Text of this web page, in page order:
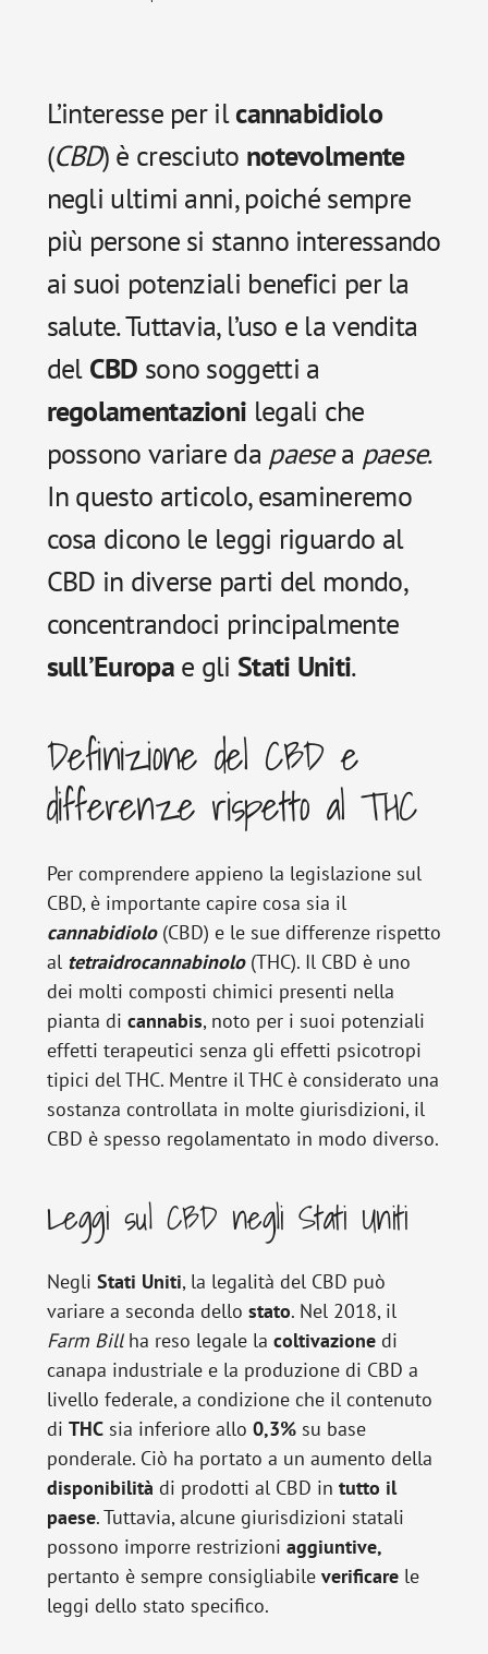
L’interesse per ilcannabidiolo
(CBD) è cresciuto notevolmente
negli ultimi anni, poiché sempre
più persone si stanno interessando
ai suoi potenziali benefici per la
salute. Tuttavia, l’uso e la vendita
del CBD sono soggetti a
regolamentazioni legali che
possono variare da paesea paese.
In questo articolo, esamineremo
cosa dicono le leggi riguardo al
CBD in diverse parti del mondo,
concentrandoci principalmente
sull’Europae gli Stati Uniti.
Definizione del CBD e
differenze rispetto al THC
Per comprendere appieno la legislazione sul
CBD, è importante capire cosa sia il
cannabidiolo(CBD) e le sue differenze rispetto
al tetraidrocannabinolo(THC). Il CBD è uno
dei molti composti chimici presenti nella
pianta di cannabis, noto per i suoi potenziali
effetti terapeutici senza gli effetti psicotropi
tipici del THC. Mentre il THC è considerato una
sostanza controllata in molte giurisdizioni, il
CBD è spesso regolamentato in modo diverso.
Leggi sul CBD negli Stati Uniti
Negli Stati Uniti, la legalità del CBD può
variare a seconda dello stato. Nel 2018, il
Farm Bill ha reso legale la coltivazionedi
canapa industriale e la produzione di CBD a
livello federale, a condizione che il contenuto
di THCsia inferiore allo 0,3%su base
ponderale. Ciò ha portato a un aumento della
disponibilità di prodotti al CBD in tutto il
paese. Tuttavia, alcune giurisdizioni statali
possono imporre restrizioni aggiuntive,
pertanto è sempre consigliabile verificarele
leggi dello stato specifico.